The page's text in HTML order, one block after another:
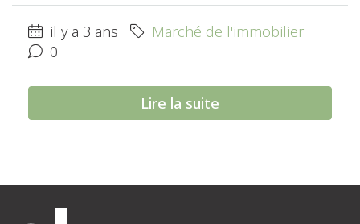
il y a 3 ans
Marché de l'immobilier
0
Lire la suite